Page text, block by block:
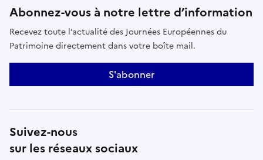
Abonnez-vous à notre lettre d’information
Recevez toute l’actualité des Journées Européennes du
Patrimoine directement dans votre boîte mail.
S'abonner
Suivez-nous
sur les réseaux sociaux